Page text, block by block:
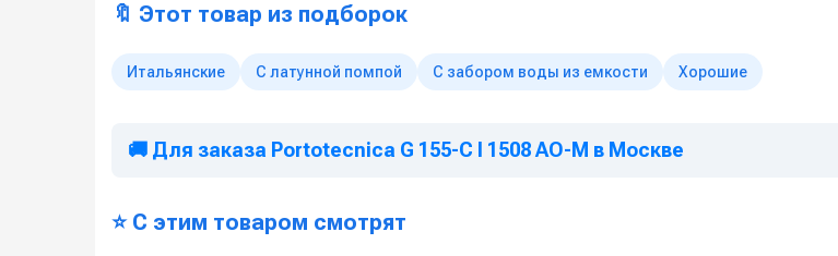
🔖 Этот товар из подборок
Итальянские С латунной помпой С забором воды из емкости Хорошие
🚚 Для заказа Portotecnica G 155-C I 1508 AO-M в Москве
⭐ С этим товаром смотрят